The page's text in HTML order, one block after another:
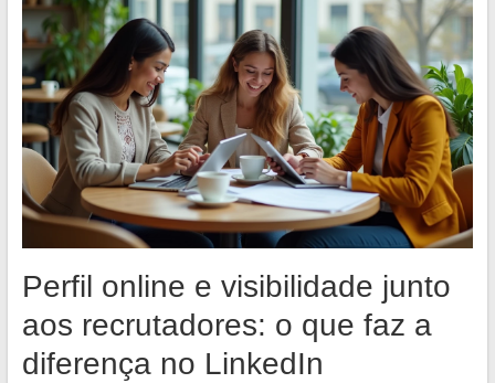
Perfil online e visibilidade junto
aos recrutadores: o que faz a
diferença no LinkedIn